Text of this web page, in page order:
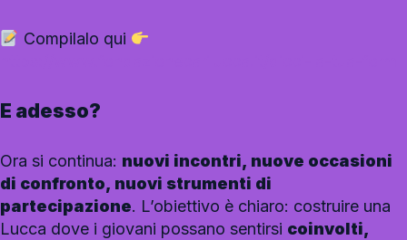
Compilalo qui
E adesso?
Ora si continua: nuovi incontri, nuove occasioni
di confronto, nuovi strumenti di
partecipazione. L’obiettivo è chiaro: costruire una
Lucca dove i giovani possano sentirsi coinvolti,